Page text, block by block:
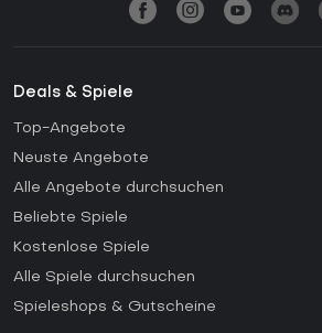
Deals & Spiele
Top-Angebote
Neuste Angebote
Alle Angebote durchsuchen
Beliebte Spiele
Kostenlose Spiele
Alle Spiele durchsuchen
Spieleshops & Gutscheine